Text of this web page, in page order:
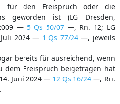
für den Freispruch oder die
geworden ist (LG Dresden,
— 5 Qs 50/07—, Rn. 12; LG
Juli 2024 — 1 Qs 77/24—, jeweils
bereits für ausreichend, wenn
dem Freispruch beigetragen hat
Juni 2024 — 12 Qs 16/24 —, Rn.